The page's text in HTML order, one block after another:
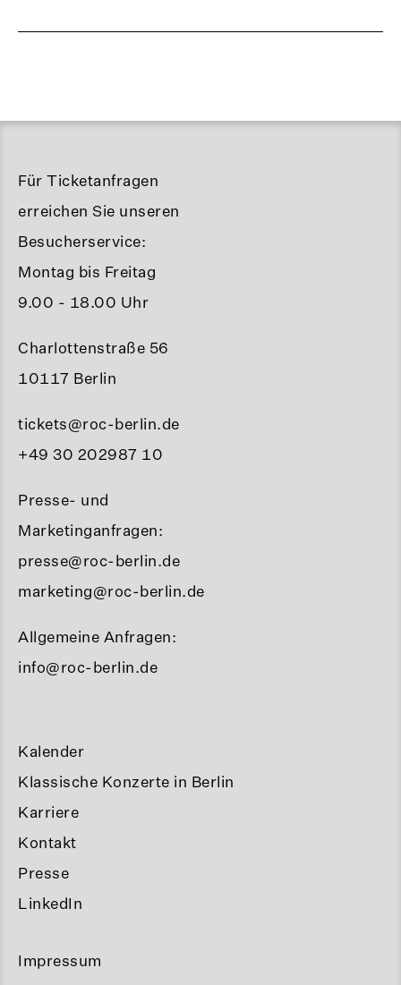
Für Ticketanfragen
erreichen Sie unseren
Besucherservice:
Montag bis Freitag
9.00 - 18.00 Uhr
Charlottenstraße 56
10117 Berlin
tickets@roc-berlin.de
+49 30 202987 10
Presse- und
Marketinganfragen:
presse@roc-berlin.de
marketing@roc-berlin.de
Allgemeine Anfragen:
info@roc-berlin.de
Kalender
Klassische Konzerte in Berlin
Karriere
Kontakt
Presse
LinkedIn
Impressum